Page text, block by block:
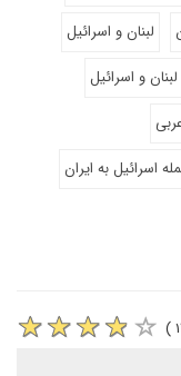
لبنان و اسرائیل
و اسرائیل
اسرائیل به ایران
)